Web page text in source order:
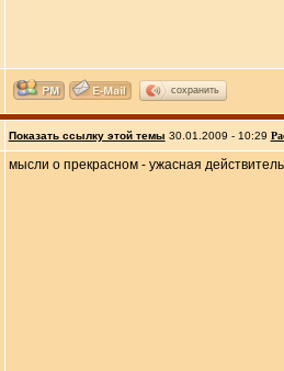
сохранить
Показать ссылку этой темы 30.01.2009 - 10:29
мысли о прекрасном - ужасная